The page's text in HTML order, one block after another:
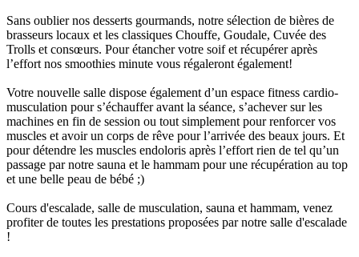
Sans oublier nos desserts gourmands, notre sélection de bières de
brasseurs locaux et les classiques Chouffe, Goudale, Cuvée des
Trolls et consœurs. Pour étancher votre soif et récupérer après
l’effort nos smoothies minute vous régaleront également!
Votre nouvelle salle dispose également d’un espace fitness cardio-
musculation pour s’échauffer avant la séance, s’achever sur les
machines en fin de session ou tout simplement pour renforcer vos
muscles et avoir un corps de rêve pour l’arrivée des beaux jours. Et
pour détendre les muscles endoloris après l’effort rien de tel qu’un
passage par notre sauna et le hammam pour une récupération au top
et une belle peau de bébé ;)
Cours d'escalade, salle de musculation, sauna et hammam, venez
profiter de toutes les prestations proposées par notre salle d'escalade
!